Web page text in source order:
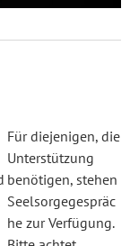
Für diejenigen, die
Unterstützung
benötigen, stehen
Seelsorgegespräc
he zur Verfügung.